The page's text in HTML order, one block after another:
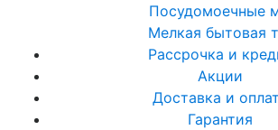
Посудомоечные
Мелкая бытовая
Рассрочка и
Акции
Доставка и
Гарантия